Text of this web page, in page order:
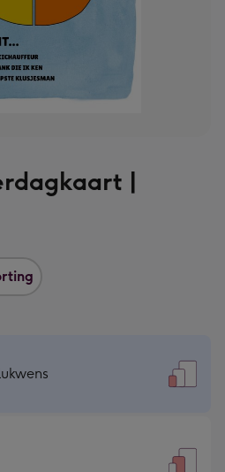
|